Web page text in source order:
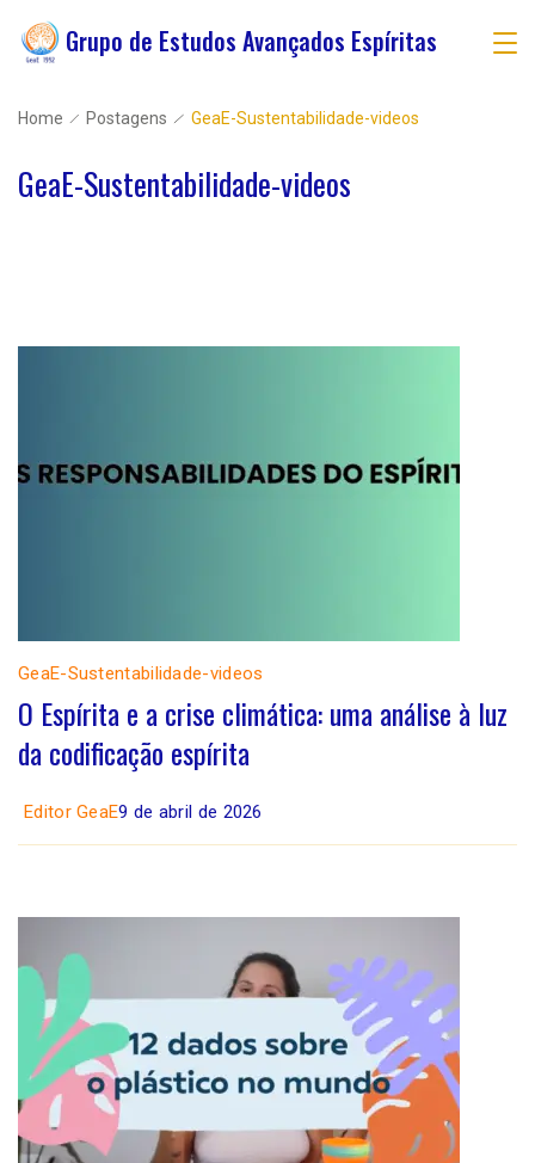
Skip
Grupo de Estudos Avançados Espíritas
Home Postagens GeaE-Sustentabilidade-videos
GeaE-Sustentabilidade-videos
GeaE-Sustentabilidade-videos
O Espírita e a crise climática: uma análise à luz
da codificação espírita
Editor GeaE9 de abril de 2026